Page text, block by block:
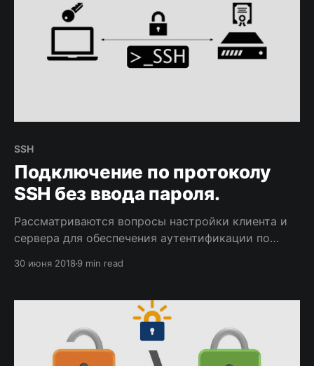
SSH
Подключение по протоколу
SSH без ввода пароля.
Рассматриваются вопросы настройки клиента и
сервера для обеспечения аутентификации по
30 июня 2018 9 min read